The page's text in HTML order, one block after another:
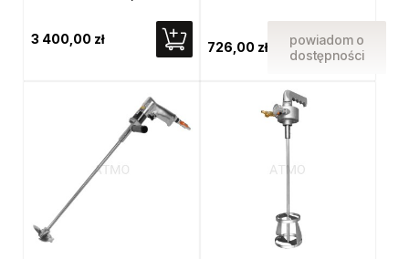
3 400,00 zł
726,00 zł
powiadom o
dostępności